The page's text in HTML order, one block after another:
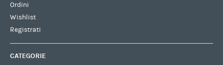
Ordini
Wishlist
Registrati
CATEGORIE